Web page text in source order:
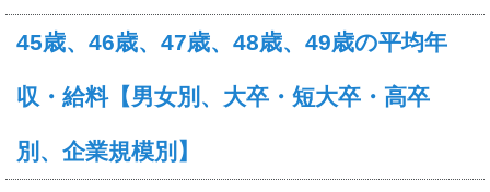
45歳、46歳、47歳、48歳、49歳の平均年
収・給料【男女別、大卒・短大卒・高卒
別、企業規模別】